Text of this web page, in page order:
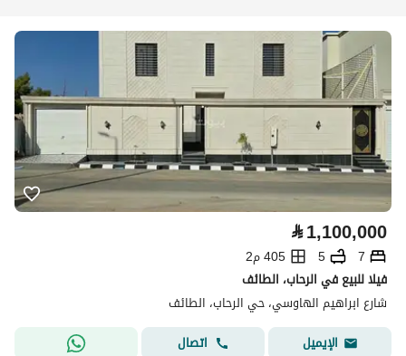
⃁1,100,000
7
5
405 م2
فيلا للبيع في الرحاب، الطائف
شارع ابراهيم الهاوسي، حي الرحاب، الطائف
الإيميل
اتصال